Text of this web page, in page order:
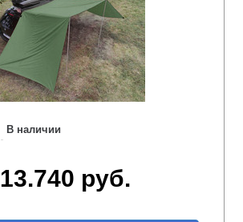
В наличии
13.740 руб.